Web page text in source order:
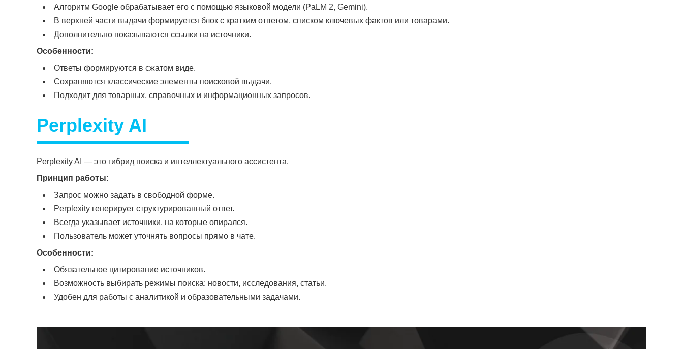
Алгоритм Google обрабатывает его с помощью языковой модели (PaLM 2, Gemini).
В верхней части выдачи формируется блок с кратким ответом, списком ключевых фактов или товарами.
Дополнительно показываются ссылки на источники.
Особенности:
Ответы формируются в сжатом виде.
Сохраняются классические элементы поисковой выдачи.
Подходит для товарных, справочных и информационных запросов.
Perplexity AI
Perplexity AI — это гибрид поиска и интеллектуального ассистента.
Принцип работы:
Запрос можно задать в свободной форме.
Perplexity генерирует структурированный ответ.
Всегда указывает источники, на которые опирался.
Пользователь может уточнять вопросы прямо в чате.
Особенности:
Обязательное цитирование источников.
Возможность выбирать режимы поиска: новости, исследования, статьи.
Удобен для работы с аналитикой и образовательными задачами.